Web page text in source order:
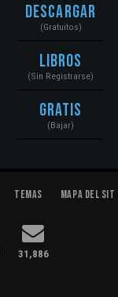
Descargar
(Gratuitos)
Libros
(Sin Registrarse)
Gratis
(Bajar)
Temas Mapa del
31,886